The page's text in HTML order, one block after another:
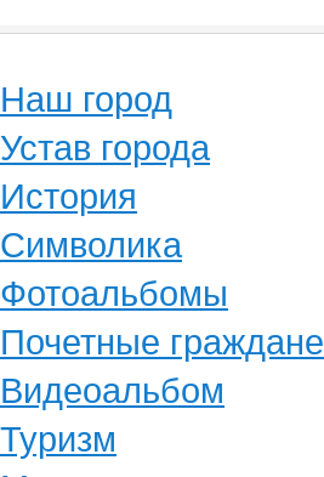
Наш город
Устав города
История
Символика
Фотоальбомы
Почетные граждане
Видеоальбом
Туризм